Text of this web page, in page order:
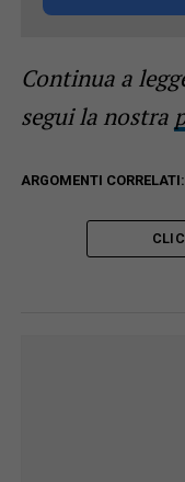
Continua a
segui la nostra
ARGOMENTI CORRELATI: